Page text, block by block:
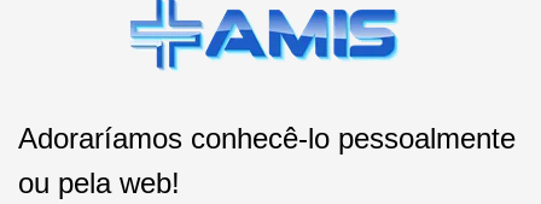
Adoraríamos conhecê-lo pessoalmente
ou pela web!